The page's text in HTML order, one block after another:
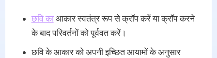
छवि काआकार स्वतंत्र रूप से क्रॉप करें या क्रॉप करने
के बाद परिवर्तनों को पूर्ववत करें।
छवि के आकार को अपनी इच्छित आयामों के अनुसार